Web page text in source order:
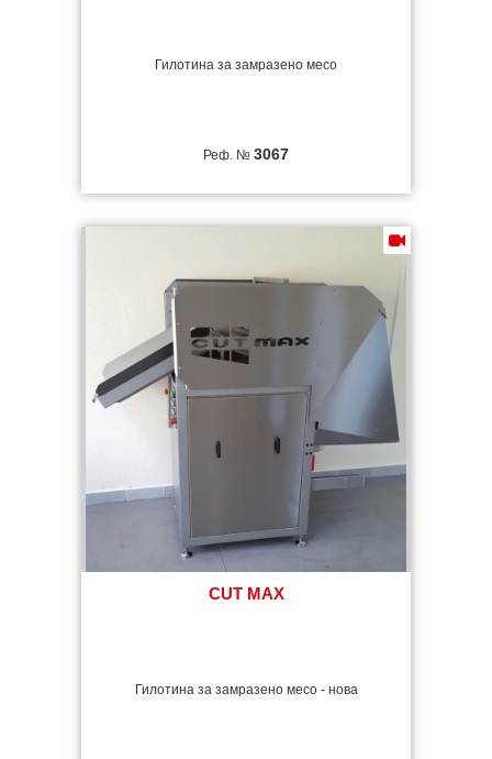
Гилотина за замразено месо
Реф. № 3067
CUT MAX
Гилотина за замразено месо - нова